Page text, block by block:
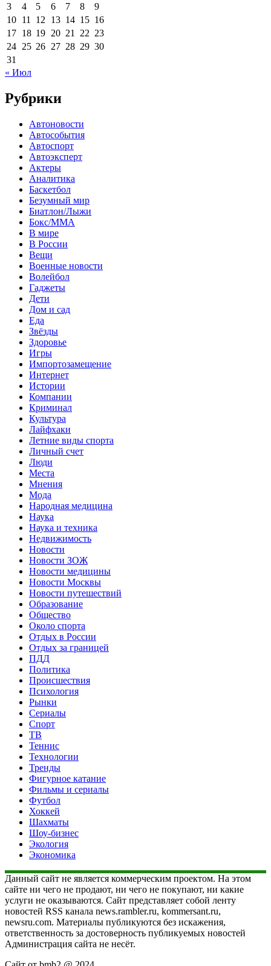
3
4 5 6 7 8
9
10 11 12 13 14 15 16
17 18 19 20 21 22 23
24 25 26 27 28 29 30
31
« Июл
Рубрики
Автоновости
Автособытия
Автоспорт
Автоэксперт
Актеры
Аналитика
Баскетбол
Безумный мир
Биатлон/Лыжи
Бокс/MMA
В мире
В России
Вещи
Военные новости
Волейбол
Гаджеты
Дети
Дом и сад
Еда
Звёзды
Здоровье
Игры
Импортозамещение
Интернет
Истории
Компании
Криминал
Культура
Лайфхаки
Летние виды спорта
Личный счет
Люди
Места
Мнения
Мода
Народная медицина
Наука
Наука и техника
Недвижимость
Новости
Новости ЗОЖ
Новости медицины
Новости Москвы
Новости путешествий
Образование
Общество
Около спорта
Отдых в России
Отдых за границей
ПДД
Политика
Происшествия
Психология
Рынки
Сериалы
Спорт
ТВ
Теннис
Технологии
Тренды
Фигурное катание
Фильмы и сериалы
Футбол
Хоккей
Шахматы
Шоу-бизнес
Экология
Экономика
Данный сайт не является коммерческим проектом. На этом
сайте ни чего не продают, ни чего не покупают, ни какие
услуги не оказываются. Сайт представляет собой ленту
новостей RSS канала news.rambler.ru, kommersant.ru,
newsru.com. Материалы публикуются без искажения,
ответственность за достоверность публикуемых новостей
Администрация сайта не несёт.